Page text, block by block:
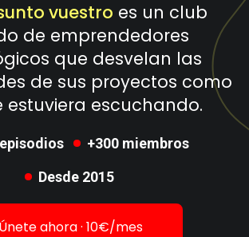
vuestro es un club
de emprendedores
que desvelan las
de sus proyectos como
estuviera escuchando.
+300 miembros
Desde 2015
Únete ahora · 10€/mes